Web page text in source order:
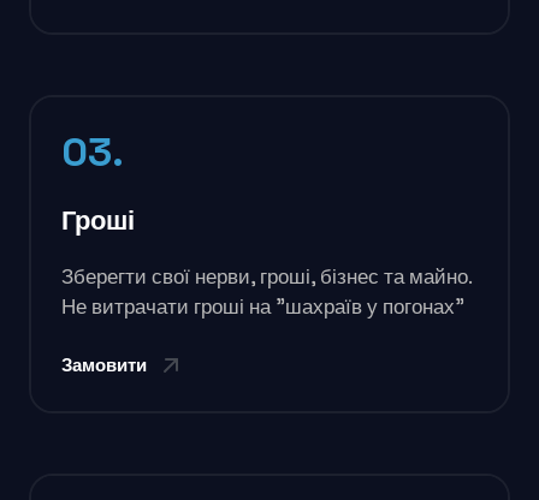
03.
Гроші
Зберегти свої нерви, гроші, бізнес та майно.
Не витрачати гроші на "шахраїв у погонах"
Замовити